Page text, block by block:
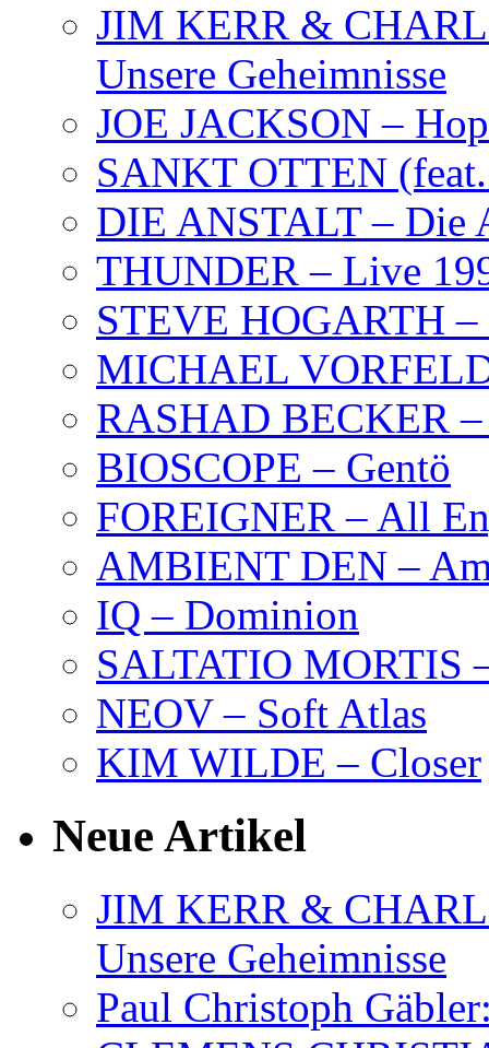
JIM KERR &
Unsere Geheimnisse
JOE JACKSON –
SANKT OTTEN
DIE ANSTALT – Die
THUNDER – Live
STEVE HOGARTH –
MICHAEL
RASHAD BECKER
BIOSCOPE – Gentö
FOREIGNER – All
AMBIENT DEN –
IQ – Dominion
SALTATIO MORTIS
NEOV – Soft Atlas
KIM WILDE – Closer
Neue Artikel
JIM KERR &
Unsere Geheimnisse
Paul Christoph